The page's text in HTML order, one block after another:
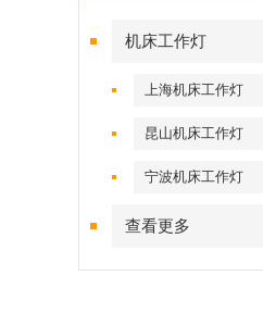
机床工作灯
上海机床工作灯
昆山机床工作灯
宁波机床工作灯
查看更多